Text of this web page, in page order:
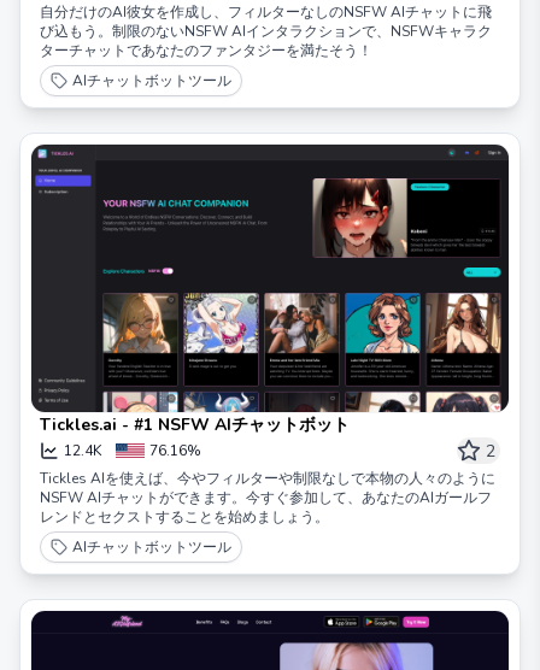
自分だけのAI彼女を作成し、フィルターなしのNSFW AIチャットに飛
び込もう。制限のないNSFW AIインタラクションで、NSFWキャラク
ターチャットであなたのファンタジーを満たそう！
AIチャットボットツール
Tickles.ai - #1 NSFW AIチャットボット
12.4K 76.16% 2
Tickles AIを使えば、今やフィルターや制限なしで本物の人々のように
NSFW AIチャットができます。今すぐ参加して、あなたのAIガールフ
レンドとセクストすることを始めましょう。
AIチャットボットツール